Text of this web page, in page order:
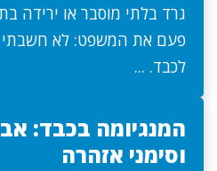
גרד בלתי מוסבר או ירידה
פעם את המשפט: לא חשבתי
לכבד. ...
המנגיומה בכבד:
וסימני אזהרה